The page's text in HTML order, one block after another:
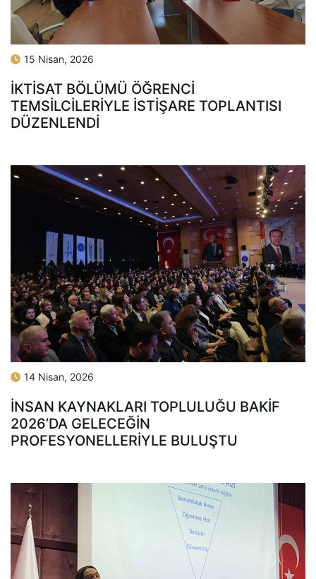
15 Nisan, 2026
İKTISAT BÖLÜMÜ ÖĞRENCI
TEMSILCILERIYLE İSTIŞARE TOPLANTISI
DÜZENLENDI
14 Nisan, 2026
İNSAN KAYNAKLARI TOPLULUĞU BAKİF
2026’DA GELECEĞIN
PROFESYONELLERIYLE BULUŞTU